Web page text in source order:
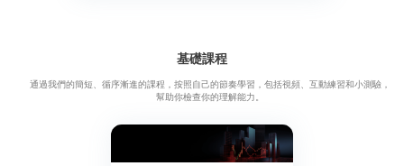
基礎課程
通過我們的簡短、循序漸進的課程，按照自己的節奏學習，包括視頻、互動練習和小測驗，
幫助你檢查你的理解能力。